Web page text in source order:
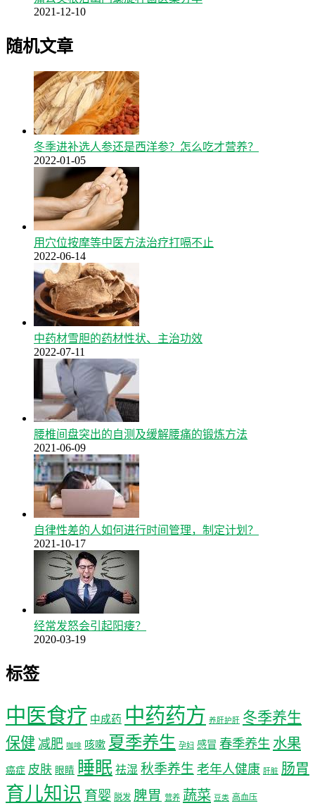
2021-12-10
随机文章
冬季进补选人参还是西洋参？怎么吃才营养？
2022-01-05
用穴位按摩等中医方法治疗打嗝不止
2022-06-14
中药材雪胆的药材性状、主治功效
2022-07-11
腰椎间盘突出的自测及缓解腰痛的锻炼方法
2021-06-09
自律性差的人如何进行时间管理，制定计划？
2021-10-17
经常发怒会引起阳痿？
2020-03-19
标签
中医食疗 中成药 中药药方 养肝护肝 冬季养生
保健 减肥 咖啡 咳嗽 夏季养生 孕妇 感冒 春季养生 水果
癌症 皮肤 眼睛 睡眠 祛湿 秋季养生 老年人健康 肝脏 肠胃
育儿知识 育婴 脱发 脾胃 营养 蔬菜 豆类 高血压